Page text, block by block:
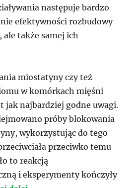
następuje bardzo
efektywności rozbudowy
ale także samej ich
miostatyny czy też
w komórkach mięśni
jak najbardziej godne uwagi.
próby blokowania
wykorzystując do tego
przeciwko temu
to reakcją
i eksperymenty kończyły